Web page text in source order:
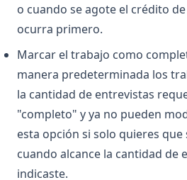
o cuando se agote el crédito
ocurra primero.
Marcar el trabajo como
manera predeterminada los
la cantidad de entrevistas
"completo" y ya no pueden
esta opción si solo quieres
cuando alcance la cantidad de
indicaste.